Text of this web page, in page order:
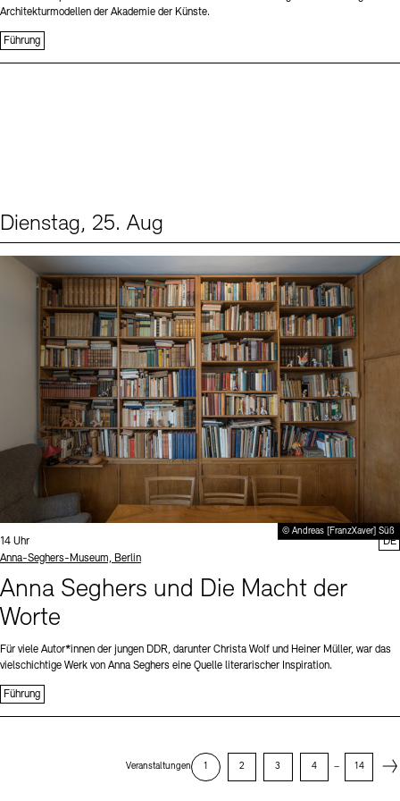
Architekturmodellen der Akademie der Künste.
Führung
Dienstag, 25. Aug
© Andreas [FranzXaver] Süß
Uhrzeit:
14 Uhr
Standort
Anna-Seghers-Museum, Berlin
Anna Seghers und Die Macht der
Worte
Für viele Autor*innen der jungen DDR, darunter Christa Wolf und Heiner Müller, war das
vielschichtige Werk von Anna Seghers eine Quelle literarischer Inspiration.
Führung
DE
Veranstaltungen 1 2 3 4 – 14